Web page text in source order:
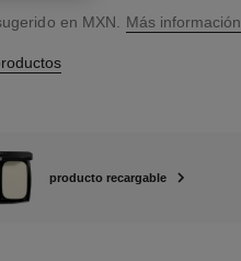
en MXN. Más información
producto recargable